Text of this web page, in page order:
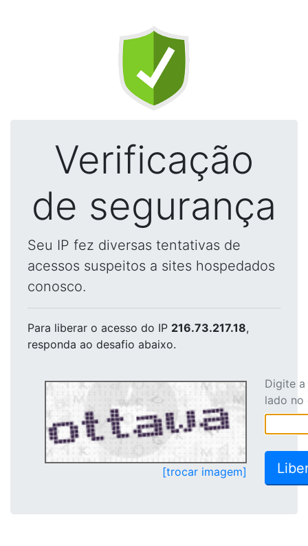
Verificação
de segurança
Seu IP fez diversas tentativas de
acessos suspeitos a sites hospedados
conosco.
Para liberar o acesso do IP 216.73.217.18,
responda ao desafio abaixo.
[trocar imagem]
Digite
lado no